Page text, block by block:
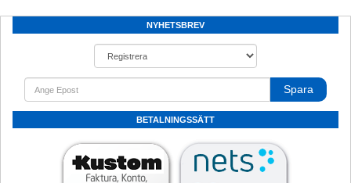
NYHETSBREV
Spara
BETALNINGSSÄTT